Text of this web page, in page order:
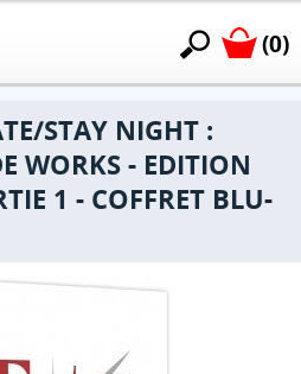
(0)
STAY NIGHT :
WORKS - EDITION
1 - COFFRET BLU-